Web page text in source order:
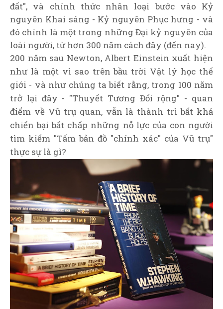
đất", và chính thức nhân loại bước vào Kỷ
nguyên Khai sáng - Kỷ nguyên Phục hưng - và
đó chính là một trong những Đại kỷ nguyên của
loài người, từ hơn 300 năm cách đây (đến nay).
200 năm sau Newton, Albert Einstein xuất hiện
như là một vì sao trên bầu trời Vật lý học thế
giới - và như chúng ta biết rằng, trong 100 năm
trở lại đây - "Thuyết Tương Đối rộng" - quan
điểm về Vũ trụ quan, vẫn là thành trì bất khả
chiến bại bất chấp những nỗ lực của con người
tìm kiếm "Tấm bản đồ "chính xác" của Vũ trụ"
thực sự là gì?